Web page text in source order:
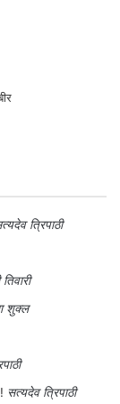
जाता
रवैया
त्रिपाठी
शुक्ल
सत्यदेव त्रिपाठी